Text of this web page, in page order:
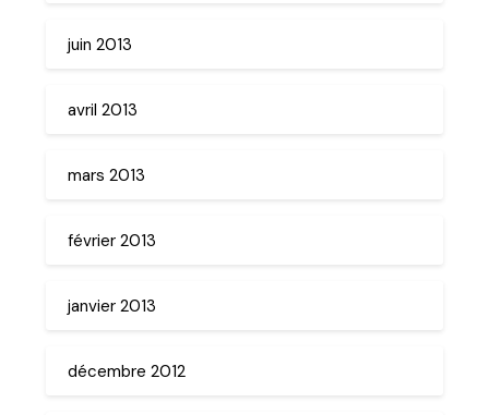
juin 2013
avril 2013
mars 2013
février 2013
janvier 2013
décembre 2012